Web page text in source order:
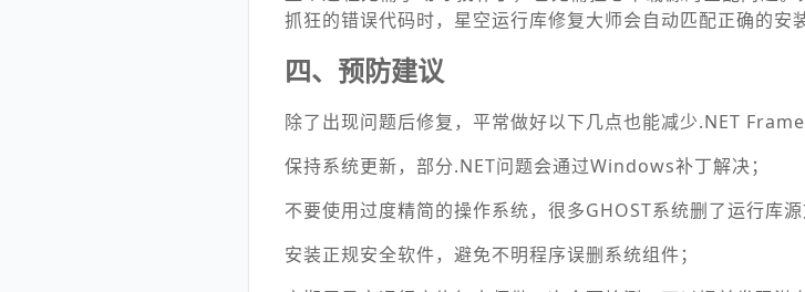
抓狂的错误代码时，星空运行库修复大师会自动匹配正确的安
四、预防建议
除了出现问题后修复，平常做好以下几点也能减少.NET
保持系统更新，部分.NET问题会通过Windows补丁解决；
不要使用过度精简的操作系统，很多GHOST系统删了运行库源
安装正规安全软件，避免不明程序误删系统组件；